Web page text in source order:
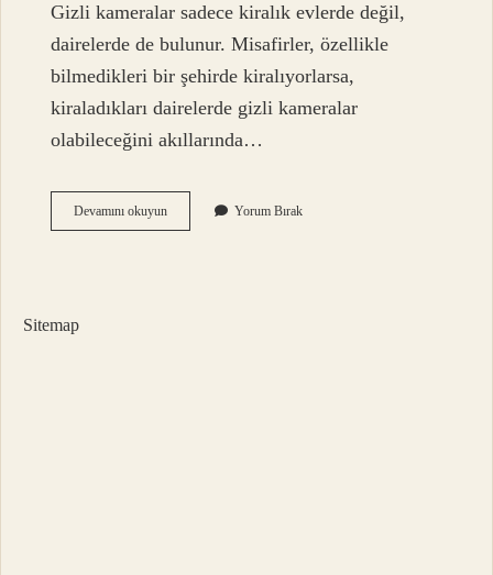
Gizli kameralar sadece kiralık evlerde değil,
dairelerde de bulunur. Misafirler, özellikle
bilmedikleri bir şehirde kiralıyorlarsa,
kiraladıkları dairelerde gizli kameralar
olabileceğini akıllarında…
Devamını okuyunGünlük
Kiralık
Yorum Bırak
Sitemap